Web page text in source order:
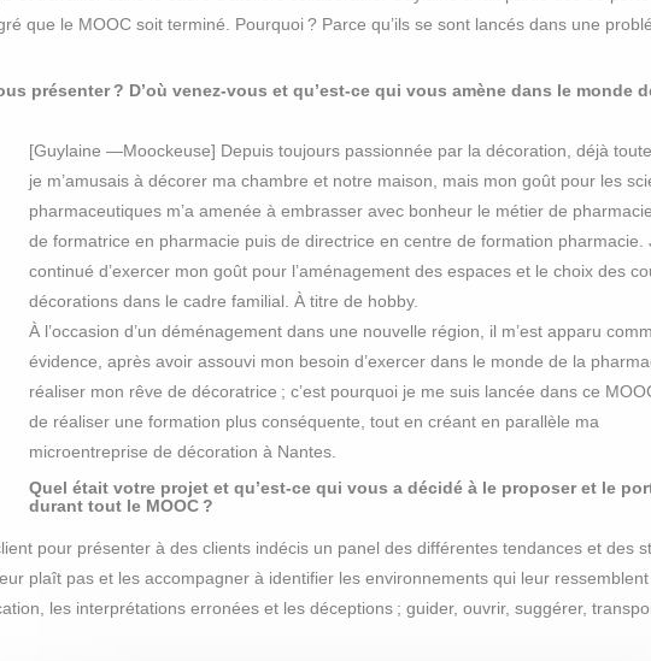
que le MOOC soit terminé. Pourquoi ? Parce qu’ils se sont lancés dans une
présenter ? D’où venez-vous et qu’est-ce qui vous amène dans le monde
[Guylaine —Moockeuse] Depuis toujours passionnée par la décoration, déjà
je m’amusais à décorer ma chambre et notre maison, mais mon goût pour les
pharmaceutiques m’a amenée à embrasser avec bonheur le métier de
de formatrice en pharmacie puis de directrice en centre de formation pharmacie.
continué d’exercer mon goût pour l’aménagement des espaces et le choix des
décorations dans le cadre familial. À titre de hobby.
À l’occasion d’un déménagement dans une nouvelle région, il m’est apparu
évidence, après avoir assouvi mon besoin d’exercer dans le monde de la
réaliser mon rêve de décoratrice ; c’est pourquoi je me suis lancée dans ce
de réaliser une formation plus conséquente, tout en créant en parallèle ma
microentreprise de décoration à Nantes.
Quel était votre projet et qu’est-ce qui vous a décidé à le proposer et le
durant tout le MOOC ?
pour présenter à des clients indécis un panel des différentes tendances et des
plaît pas et les accompagner à identifier les environnements qui leur
les interprétations erronées et les déceptions ; guider, ouvrir, suggérer,